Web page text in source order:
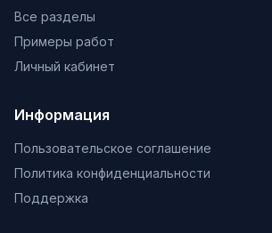
Все разделы
Примеры работ
Личный кабинет
Информация
Пользовательское соглашение
Политика конфиденциальности
Поддержка